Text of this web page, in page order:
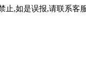
止,如是误报,请联系客